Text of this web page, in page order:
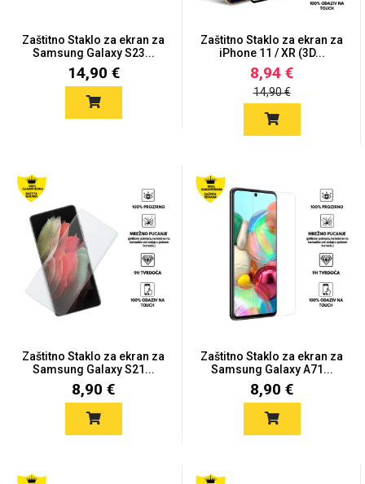
Zaštitno Staklo za ekran za
Samsung Galaxy S23...
14,90 €
Zaštitno Staklo za ekran za
iPhone 11 / XR (3D...
8,94 €
14,90 €
Zaštitno Staklo za ekran za
Samsung Galaxy S21...
8,90 €
Zaštitno Staklo za ekran za
Samsung Galaxy A71...
8,90 €